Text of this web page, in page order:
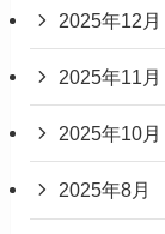
2025年12月
2025年11月
2025年10月
2025年8月